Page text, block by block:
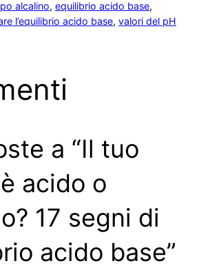
alcalino, equilibrio acido base
l’equilibrio acido base, valori del pH
a “Il tuo
acido o
17 segni di
acido base”